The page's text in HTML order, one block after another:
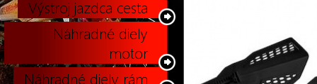
Výstroj jazdca cesta
Náhradné diely
motor
Náhradné diely rám